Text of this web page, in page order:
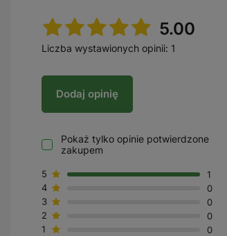
5.00
Liczba wystawionych opinii: 1
Dodaj opinię
Pokaż tylko opinie potwierdzone
zakupem
5
1
4
0
3
0
2
0
1
0